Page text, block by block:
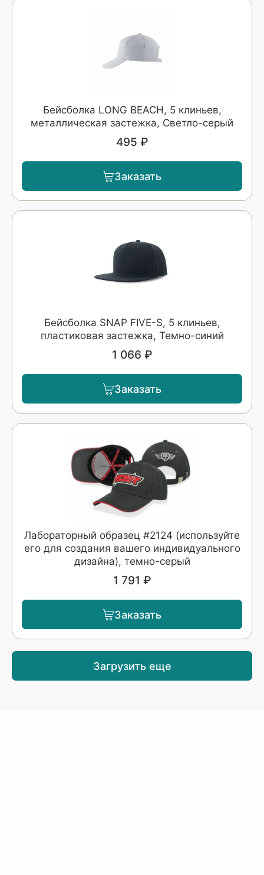
Бейсболка LONG BEACH, 5 клиньев,
металлическая застежка, Светло-серый
495 ₽
Заказать
Бейсболка SNAP FIVE-S, 5 клиньев,
пластиковая застежка, Темно-синий
1 066 ₽
Заказать
Лабораторный образец #2124 (используйте
его для создания вашего индивидуального
дизайна), темно-серый
1 791 ₽
Заказать
Загрузить еще